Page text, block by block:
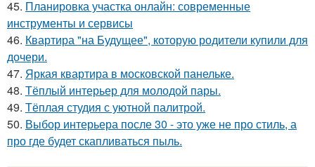
45. Планировка участка онлайн: современные
инструменты и сервисы
46. Квартира "на Будущее", которую родители купили для
дочери.
47. Яркая квартира в московской панельке.
48. Тёплый интерьер для молодой пары.
49. Тёплая студия с уютной палитрой.
50. Выбор интерьера после 30 - это уже не про стиль, а
про где будет скапливаться пыль.